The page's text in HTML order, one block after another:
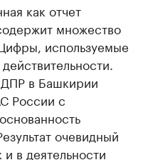
как отчет
множество
используемые
в Башкирии
России с
очевидный
в деятельности